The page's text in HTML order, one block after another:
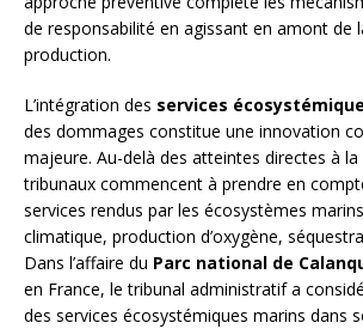
de responsabilité en agissant en amont de
production.
L’intégration des services
des dommages constitue une innovation
majeure. Au-delà des atteintes directes à
tribunaux commencent à prendre en
services rendus par les écosystèmes
climatique, production d’oxygène,
Dans l’affaire du Parc national de
en France, le tribunal administratif a
des services écosystémiques marins dans